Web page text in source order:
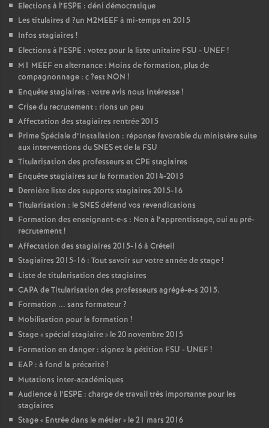
Elections à l’ESPE : déni démocratique
Les titulaires d ?un M2MEEFà mi-temps en 2015
Infos stagiaires !
Elections à l’ESPE : votez pour la liste unitaire FSU - UNEF!
M1 MEEFen alternance : Moins de formation, plus de
compagnonnage : c?est NON !
Enquête stagiaires : votre avis nous intéresse!
Crise du recrutement : rions un peu
Affectation des stagiaires rentrée 2015
Prime Spéciale d’Installation : réponse favorable du ministère suite
aux interventions duSNESet de la FSU
Titularisation des professeurs etCPE stagiaires
Enquête stagiaires sur la formation 2014-2015
Dernière liste des supports stagiaires 2015-16
Titularisation : leSNESdéfend vos revendications
Formation des enseignant-e-s : Non à l’apprentissage, oui au pré-
recrutement!
Affectation des stagiaires 2015-16 à Créteil
Stagiaires 2015-16 : Tout savoir sur votre année de stage!
Liste de titularisation des stagiaires
CAPAde Titularisation des professeurs agrégé-e-s 2015.
Formation ... sans formateur?
Mobilisation pour la formation !
Stage «spécial stagiaire» le 20 novembre 2015
Formation en danger : signez la pétition FSU - UNEF!
EAP : à fond la précarité!
Mutations inter-académiques
Audience à l’ESPE : charge de travail très importante pour les
stagiaires
Stage « Entrée dans le métier» le 21 mars 2016